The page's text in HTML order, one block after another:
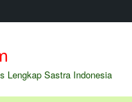
Lengkap Sastra Indonesia